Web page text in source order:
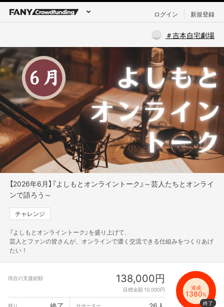
ログイン 新規登録
＃吉本自宅劇場
【2026年6月】『よしもとオンライントーク』～芸人たちとオンライ
ンで語ろう～
チャレンジ
『よしもとオンライントーク』を盛り上げて、
芸人とファンの皆さんが、オンラインで濃く交流できる仕組みをつくりあげ
たい！
現在の支援総額 138,000円
目標金額 10,000円 達成
1380%
残り
サポーター